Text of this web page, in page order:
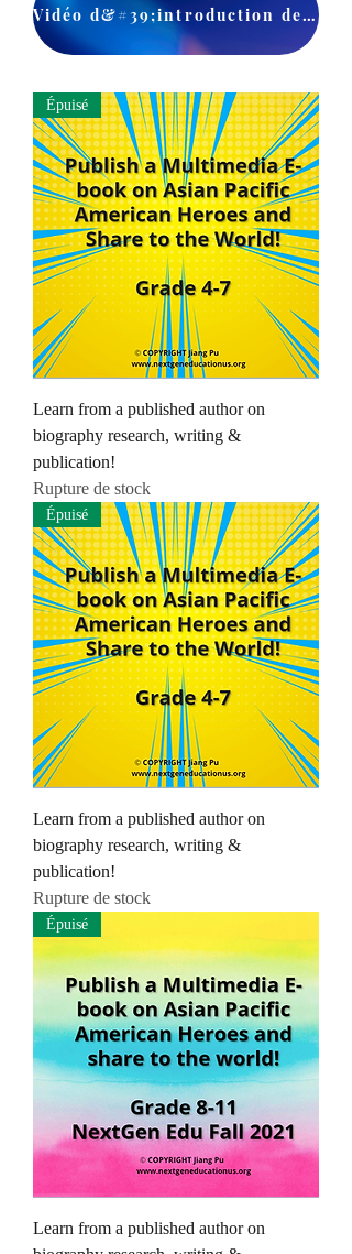
Vidéo d&#39;introduction de la classe
Épuisé
Learn from a published author on
biography research, writing &
publication!
Rupture de stock
Épuisé
Learn from a published author on
biography research, writing &
publication!
Rupture de stock
Épuisé
Learn from a published author on